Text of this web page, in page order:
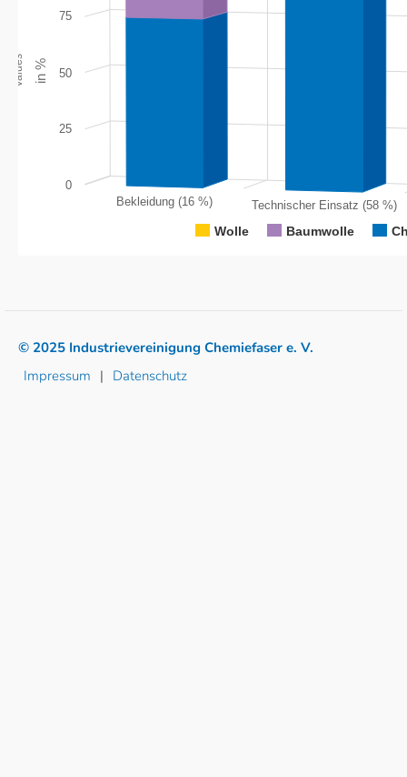
in %
Values
Wolle Baumwolle
Bekleidung (16 %) Technischer Einsatz (58 %)
0
25
50
75
© 2025 Industrievereinigung Chemiefaser e. V.
Impressum
Datenschutz